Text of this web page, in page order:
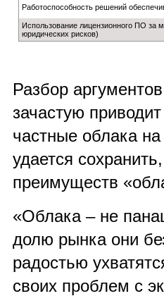
Работоспособность решений
Использование лицензионного ПО за
юридических рисков)
Разбор
зачастую
частные облака
удается
преимуществ
«Облака – не
долю рынка они
радостью
своих проблем с